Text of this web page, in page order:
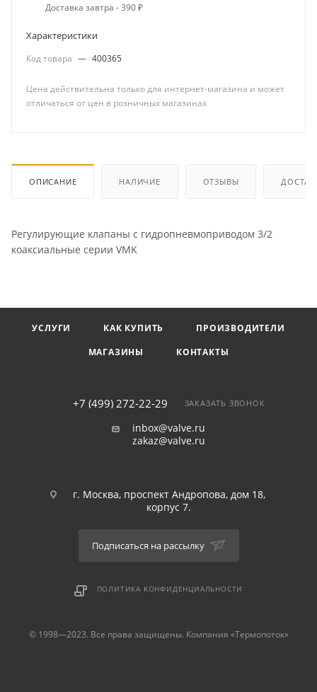
Доставка завтра - 390 ₽
Характеристики
Код товара — 400365
Цена действительна только для интернет-магазина и может
отличаться от цен в розничных магазинах
ОПИСАНИЕ НАЛИЧИЕ ОТЗЫВЫ
Регулирующие клапаны с гидропневмоприводом 3/2
коаксиальные серии VMK
УСЛУГИ КАК КУПИТЬ
ПРОИЗВОДИТЕЛИ
МАГАЗИНЫ
КОНТАКТЫ
+7 (499) 272-22-29 ЗАКАЗАТЬ ЗВОНОК
inbox@valve.ru
zakaz@valve.ru
г. Москва, проспект Андропова, дом 18,
корпус 7.
Подписаться на рассылку
ПОЛИТИКА КОНФИДЕНЦИАЛЬНОСТИ
© 1998—2023. Все права защищены. Компания «Термопоток»